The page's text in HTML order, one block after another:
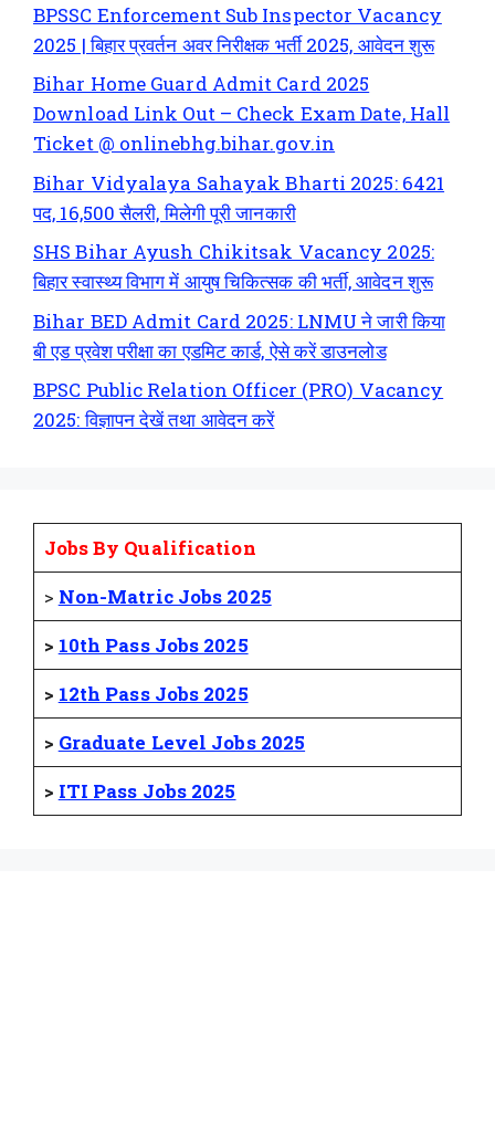
BPSSC Enforcement Sub Inspector Vacancy
2025 | बिहार प्रवर्तन अवर निरीक्षक भर्ती 2025, आवेदन शुरू
Bihar Home Guard Admit Card 2025
Download Link Out – Check Exam Date, Hall
Ticket @ onlinebhg.bihar.gov.in
Bihar Vidyalaya Sahayak Bharti 2025: 6421
पद, 16,500 सैलरी, मिलेगी पूरी जानकारी
SHS Bihar Ayush Chikitsak Vacancy 2025:
बिहार स्वास्थ्य विभाग में आयुष चिकित्सक की भर्ती, आवेदन शुरू
Bihar BED Admit Card 2025: LNMU ने जारी किया
बी एड प्रवेश परीक्षा का एडमिट कार्ड, ऐसे करें डाउनलोड
BPSC Public Relation Officer (PRO) Vacancy
2025: विज्ञापन देखें तथा आवेदन करें
Jobs By Qualification
> Non-Matric Jobs 2025
> 10th Pass Jobs 2025
> 12th Pass Jobs 2025
> Graduate Level Jobs 2025
> ITI Pass Jobs 2025